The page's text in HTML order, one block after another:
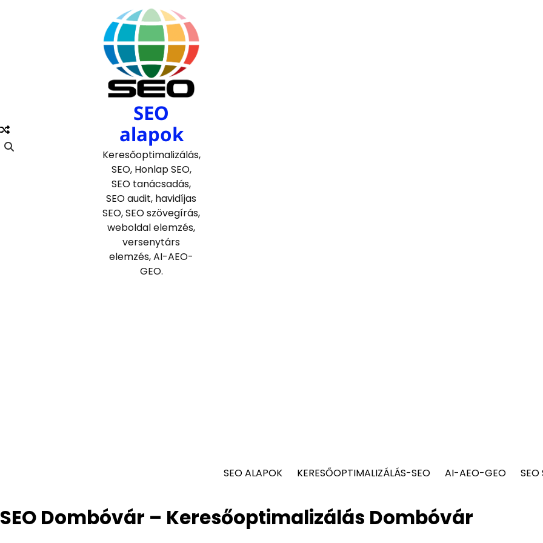
SEO
alapok
Keresőoptimalizálás,
SEO, Honlap SEO,
SEO tanácsadás,
SEO audit, havidíjas
SEO, SEO szövegírás,
weboldal elemzés,
versenytárs
elemzés, AI-AEO-
GEO.
SEO ALAPOK KERESŐOPTIMALIZÁLÁS-SEO AI-AEO-GEO SEO
SEO Dombóvár – Keresőoptimalizálás Dombóvár